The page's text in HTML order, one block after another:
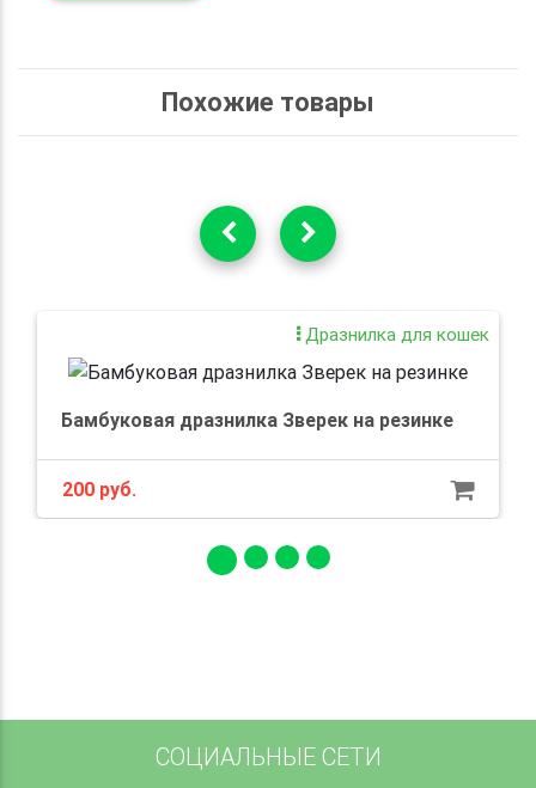
Похожие товары
Дразнилка для кошек
Бамбуковая дразнилка Зверек на резинке
200 руб.
СОЦИАЛЬНЫЕ СЕТИ